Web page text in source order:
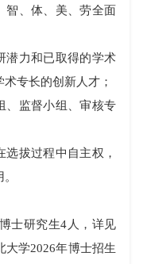
智、体、美、劳全面
潜力和已取得的学术
专长的创新人才；
、监督小组、审核专
拔过程中自主权，
士研究生4 人，详见
大学2026年博士招生